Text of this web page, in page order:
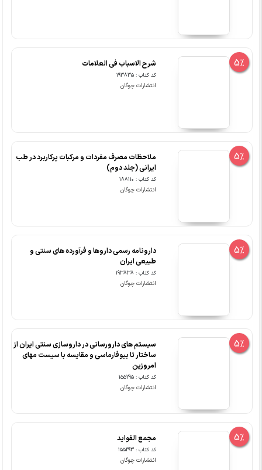
5% شرح الاسباب فی العلامات
کد کتاب : 193835
انتشارات چوگان
5%
ملاحظات مصرف مفردات و مرکبات پرکاربرد در طب
ایرانی (جلد دوم)
کد کتاب : 188110
انتشارات چوگان
5%
دارونامه رسمی داروها و فرآورده های سنتی و
طبیعی ایران
کد کتاب : 193838
انتشارات چوگان
5%
سیستم های دارورسانی در داروسازی سنتی ایران از
ساختار تا بیوفارماسی و مقایسه با سیست مهای
امروزین
کد کتاب : 155295
انتشارات چوگان
5% مجمع الفواید
کد کتاب : 155293
انتشارات چوگان